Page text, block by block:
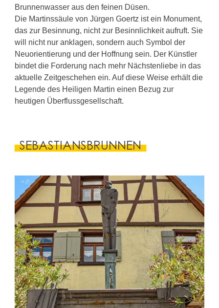
Brunnenwasser aus den feinen Düsen.
Die Martinssäule von Jürgen Goertz ist ein Monument,
das zur Besinnung, nicht zur Besinnlichkeit aufruft. Sie
will nicht nur anklagen, sondern auch Symbol der
Neuorientierung und der Hoffnung sein. Der Künstler
bindet die Forderung nach mehr Nächstenliebe in das
aktuelle Zeitgeschehen ein. Auf diese Weise erhält die
Legende des Heiligen Martin einen Bezug zur
heutigen Überflussgesellschaft.
SEBASTIANSBRUNNEN